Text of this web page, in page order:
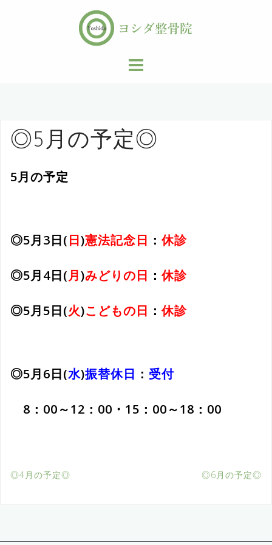
◎5月の予定◎
5月の予定
◎5月3日(日)憲法記念日 ：休診
◎5月4日(月)みどりの日 ：休診
◎5月5日(火)こどもの日 ：休診
◎5月6日(水)振替休日 ： 受付
8：00～12：00・15：00～18：00
◎4月の予定◎ ◎6月の予定◎